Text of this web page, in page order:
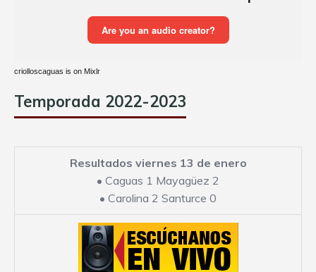
criolloscaguas is on Mixlr
Temporada 2022-2023
Resultados viernes 13 de enero
• Caguas 1 Mayagüez 2
• Carolina 2 Santurce 0